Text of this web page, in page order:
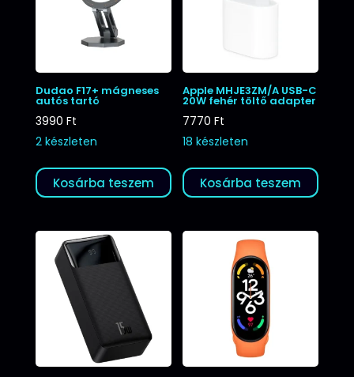
Dudao F17+ mágneses
autós tartó
3990 Ft
2 készleten
Kosárba teszem
Apple MHJE3ZM/A USB-C
20W fehér töltő adapter
7770Ft
18 készleten
Kosárba teszem